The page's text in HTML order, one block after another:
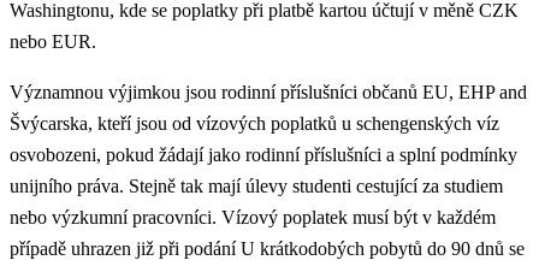
Washingtonu, kde se poplatky při platbě kartou účtují v měně CZK
nebo EUR.
Významnou výjimkou jsou rodinní příslušníci občanů EU, EHP and
Švýcarska, kteří jsou od vízových poplatků u schengenských víz
osvobozeni, pokud žádají jako rodinní příslušníci a splní podmínky
unijního práva. Stejně tak mají úlevy studenti cestující za studiem
nebo výzkumní pracovníci. Vízový poplatek musí být v každém
případě uhrazen již při podáníU krátkodobých pobytů do 90 dnů se